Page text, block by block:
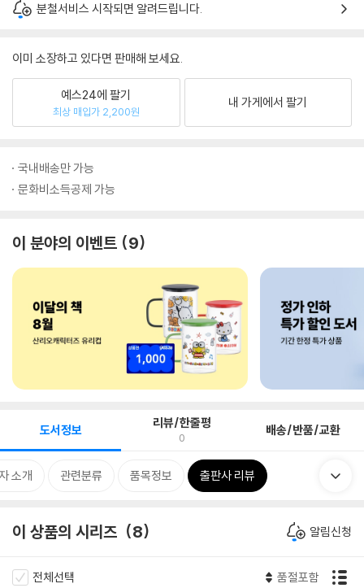
분철서비스 시작되면 알려드립니다.
이미 소장하고 있다면 판매해 보세요.
예스24에 팔기
최상 매입가 2,200원
내 가게에서 팔기
국내배송만 가능
문화비소득공제 가능
이 분야의 이벤트 9
도서정보 리뷰/한줄평
0 배송/반품/교환
소개 관련분류 품목정보 출판사 리뷰
이 상품의 시리즈 8 알림신청
전체선택 품절포함